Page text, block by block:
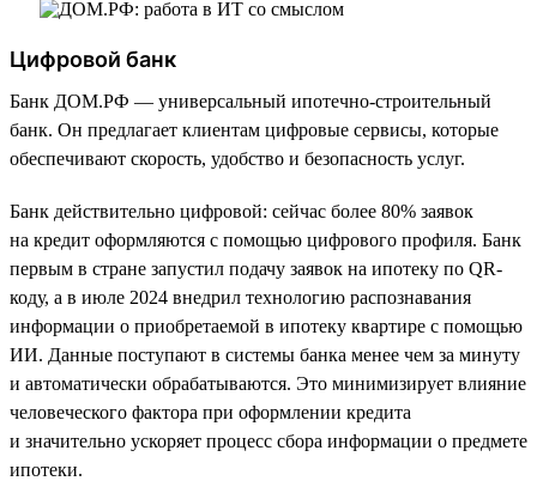
Цифровой банк
Банк ДОМ.РФ — универсальный ипотечно-строительный
банк. Он предлагает клиентам цифровые сервисы, которые
обеспечивают скорость, удобство и безопасность услуг.
Банк действительно цифровой: сейчас более 80% заявок
на кредит оформляются с помощью цифрового профиля. Банк
первым в стране запустил подачу заявок на ипотеку по QR-
коду, а в июле 2024 внедрил технологию распознавания
информации о приобретаемой в ипотеку квартире с помощью
ИИ. Данные поступают в системы банка менее чем за минуту
и автоматически обрабатываются. Это минимизирует влияние
человеческого фактора при оформлении кредита
и значительно ускоряет процесс сбора информации о предмете
ипотеки.